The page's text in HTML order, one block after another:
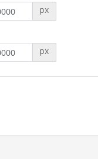
px
px